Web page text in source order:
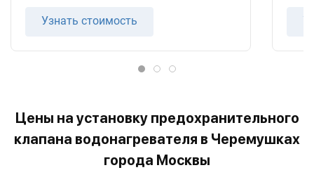
Узнать стоимость
Цены на установку предохранительного
клапана водонагревателя в Черемушках
города Москвы